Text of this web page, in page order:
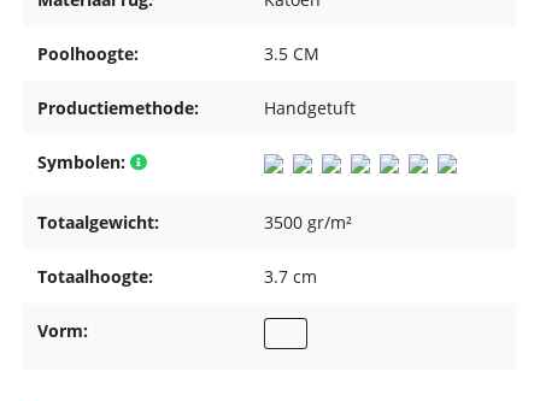
Poolhoogte: 3.5 CM
Productiemethode: Handgetuft
Symbolen:
Totaalgewicht: 3500 gr/m²
Totaalhoogte: 3.7 cm
Vorm: